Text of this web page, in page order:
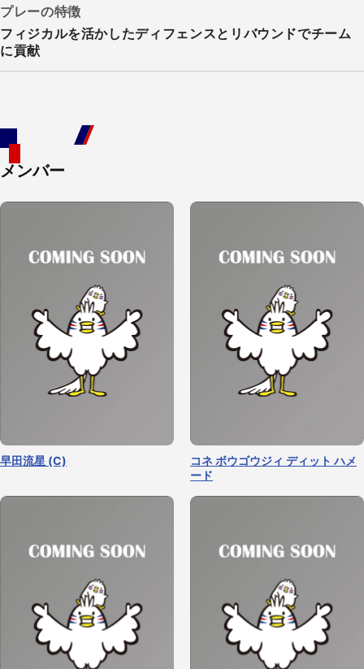
プレーの特徴
フィジカルを活かしたディフェンスとリバウンドでチーム
に貢献
メンバー
早田流星 (C)
コネ ボウゴウジィ ディット ハメ
ード